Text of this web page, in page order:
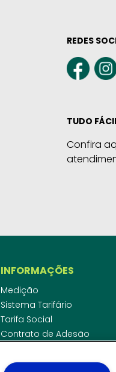
REDES
TUDO
Confira
INFORMAÇÕES
Medição
Sistema Tarifário
Tarifa Social
Contrato de Adesão
Agências Reguladoras